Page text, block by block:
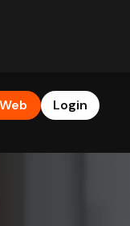
Login